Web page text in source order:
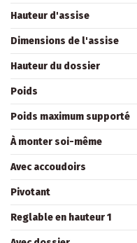
Hauteur d'assise
Dimensions de l'assise
Hauteur du dossier
Poids
Poids maximum supporté
À monter soi-même
Avec accoudoirs
Pivotant
Reglable en hauteur 1